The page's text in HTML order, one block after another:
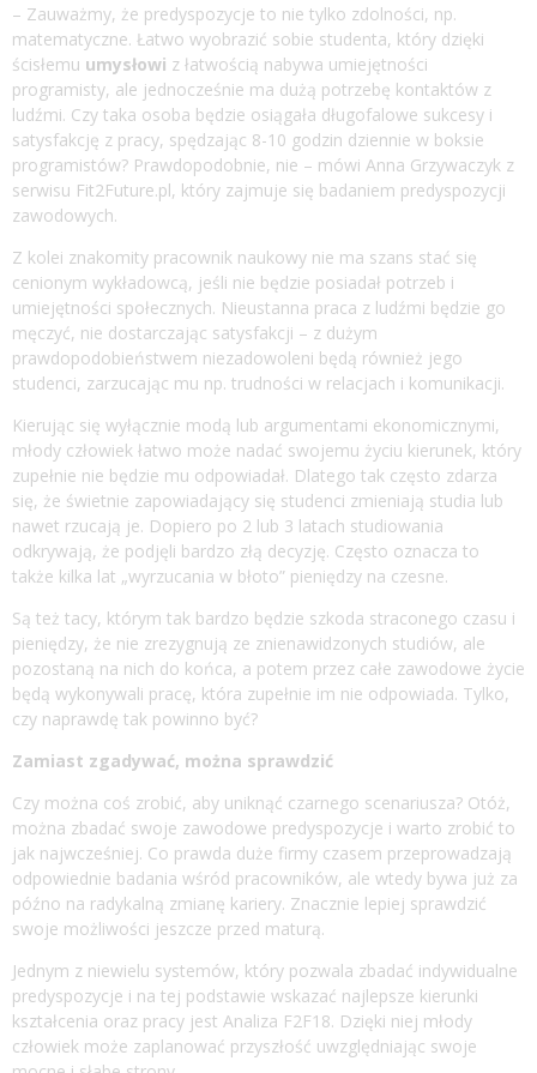
– Zauważmy, że predyspozycje to nie tylko zdolności, np.
matematyczne. Łatwo wyobrazić sobie studenta, który dzięki
ścisłemu umysłowi z łatwością nabywa umiejętności
programisty, ale jednocześnie ma dużą potrzebę kontaktów z
ludźmi. Czy taka osoba będzie osiągała długofalowe sukcesy i
satysfakcję z pracy, spędzając 8-10 godzin dziennie w boksie
programistów? Prawdopodobnie, nie – mówi Anna Grzywaczyk z
serwisu Fit2Future.pl, który zajmuje się badaniem predyspozycji
zawodowych.
Z kolei znakomity pracownik naukowy nie ma szans stać się
cenionym wykładowcą, jeśli nie będzie posiadał potrzeb i
umiejętności społecznych. Nieustanna praca z ludźmi będzie go
męczyć, nie dostarczając satysfakcji – z dużym
prawdopodobieństwem niezadowoleni będą również jego
studenci, zarzucając mu np. trudności w relacjach i komunikacji.
Kierując się wyłącznie modą lub argumentami ekonomicznymi,
młody człowiek łatwo może nadać swojemu życiu kierunek, który
zupełnie nie będzie mu odpowiadał. Dlatego tak często zdarza
się, że świetnie zapowiadający się studenci zmieniają studia lub
nawet rzucają je. Dopiero po 2 lub 3 latach studiowania
odkrywają, że podjęli bardzo złą decyzję. Często oznacza to
także kilka lat „wyrzucania w błoto” pieniędzy na czesne.
Są też tacy, którym tak bardzo będzie szkoda straconego czasu i
pieniędzy, że nie zrezygnują ze znienawidzonych studiów, ale
pozostaną na nich do końca, a potem przez całe zawodowe życie
będą wykonywali pracę, która zupełnie im nie odpowiada. Tylko,
czy naprawdę tak powinno być?
Zamiast zgadywać, można sprawdzić
Czy można coś zrobić, aby uniknąć czarnego scenariusza? Otóż,
można zbadać swoje zawodowe predyspozycje i warto zrobić to
jak najwcześniej. Co prawda duże firmy czasem przeprowadzają
odpowiednie badania wśród pracowników, ale wtedy bywa już za
późno na radykalną zmianę kariery. Znacznie lepiej sprawdzić
swoje możliwości jeszcze przed maturą.
Jednym z niewielu systemów, który pozwala zbadać indywidualne
predyspozycje i na tej podstawie wskazać najlepsze kierunki
kształcenia oraz pracy jest Analiza F2F18. Dzięki niej młody
człowiek może zaplanować przyszłość uwzględniając swoje